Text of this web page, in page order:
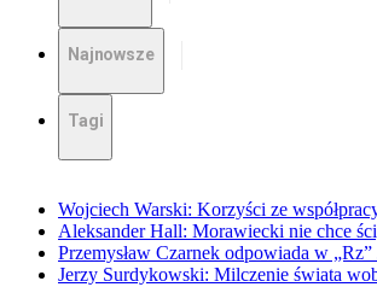
Najnowsze
Tagi
Wojciech Warski: Korzyści ze
Aleksander Hall: Morawiecki nie chce
Przemysław Czarnek odpowiada w
Jerzy Surdykowski: Milczenie świata